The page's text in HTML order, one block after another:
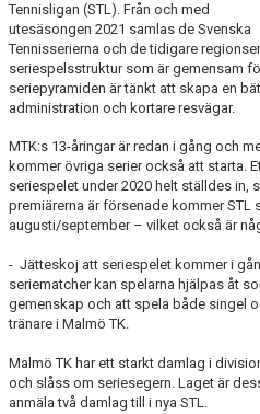
NYHETSARKIV
Tennisligan (STL). Från och med
utesäsongen 2021 samlas de Svenska
Tennisserierna och de tidigare
seriespelsstruktur som är gemensam
seriepyramiden är tänkt att skapa en
administration och kortare resvägar.
MTK:s 13-åringar är redan i gång och
kommer övriga serier också att starta.
seriespelet under 2020 helt ställdes in,
premiärerna är försenade kommer STL
augusti/september – vilket också är
- Jätteskoj att seriespelet kommer i
seriematcher kan spelarna hjälpas åt
gemenskap och att spela både singel
tränare i Malmö TK.
Malmö TK har ett starkt damlag i
och slåss om seriesegern. Laget är
anmäla två damlag till i nya STL.